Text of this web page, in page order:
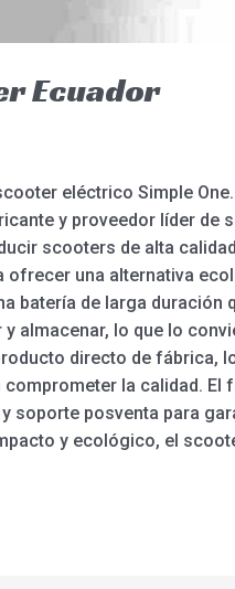
Ecuador
eléctrico Simple
y proveedor líder de
scooters de alta
una alternativa
batería de larga duración
almacenar, lo que lo
directo de fábrica,
la calidad.
soporte posventa para
y ecológico, el